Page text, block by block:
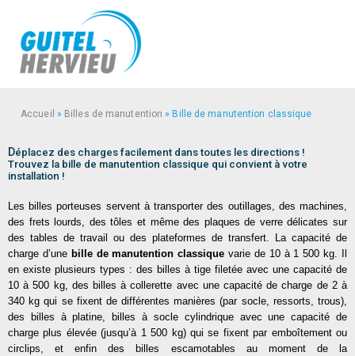
Accueil » Billes de manutention » Bille de manutention classique
Déplacez des charges facilement dans toutes les directions !
Trouvez la bille de manutention classique qui convient à votre
installation !
Les billes porteuses servent à transporter des outillages, des machines,
des frets lourds, des tôles et même des plaques de verre délicates sur
des tables de travail ou des plateformes de transfert. La capacité de
charge d’une bille de manutention classique varie de 10 à 1 500 kg. Il
en existe plusieurs types : des billes à tige filetée avec une capacité de
10 à 500 kg, des billes à collerette avec une capacité de charge de 2 à
340 kg qui se fixent de différentes manières (par socle, ressorts, trous),
des billes à platine, billes à socle cylindrique avec une capacité de
charge plus élevée (jusqu’à 1 500 kg) qui se fixent par emboîtement ou
circlips, et enfin des billes escamotables au moment de la